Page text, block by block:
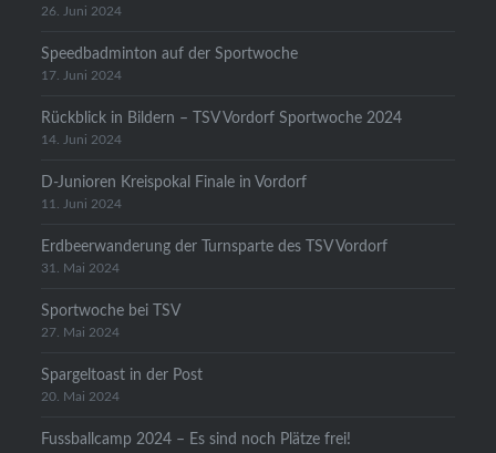
26. Juni 2024
Speedbadminton auf der Sportwoche
17. Juni 2024
Rückblick in Bildern – TSV Vordorf Sportwoche 2024
14. Juni 2024
D-Junioren Kreispokal Finale in Vordorf
11. Juni 2024
Erdbeerwanderung der Turnsparte des TSV Vordorf
31. Mai 2024
Sportwoche bei TSV
27. Mai 2024
Spargeltoast in der Post
20. Mai 2024
Fussballcamp 2024 – Es sind noch Plätze frei!